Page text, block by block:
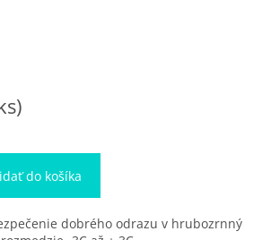
do košíka
dobrého odrazu v hrubozrnný